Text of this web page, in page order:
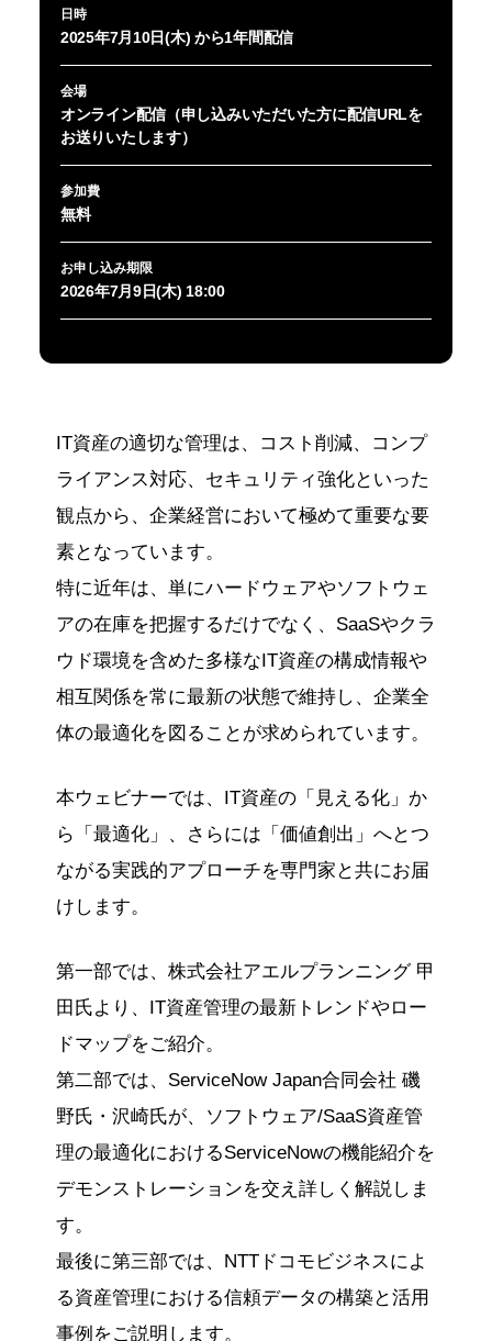
日時
2025年7月10日(木) から1年間配信
会場
オンライン配信（申し込みいただいた方に配信URLを
お送りいたします）
参加費
無料
お申し込み期限
2026年7月9日(木) 18:00
IT資産の適切な管理は、コスト削減、コンプ
ライアンス対応、セキュリティ強化といった
観点から、企業経営において極めて重要な要
素となっています。
特に近年は、単にハードウェアやソフトウェ
アの在庫を把握するだけでなく、SaaSやクラ
ウド環境を含めた多様なIT資産の構成情報や
相互関係を常に最新の状態で維持し、企業全
体の最適化を図ることが求められています。
本ウェビナーでは、IT資産の「見える化」か
ら「最適化」、さらには「価値創出」へとつ
ながる実践的アプローチを専門家と共にお届
けします。
第一部では、株式会社アエルプランニング 甲
田氏より、IT資産管理の最新トレンドやロー
ドマップをご紹介。
第二部では、ServiceNow Japan合同会社 磯
野氏・沢崎氏が、ソフトウェア/SaaS資産管
理の最適化におけるServiceNowの機能紹介を
デモンストレーションを交え詳しく解説しま
す。
最後に第三部では、NTTドコモビジネスによ
る資産管理における信頼データの構築と活用
事例をご説明します。